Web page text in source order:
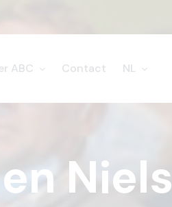
ABC Contact NL
Niels